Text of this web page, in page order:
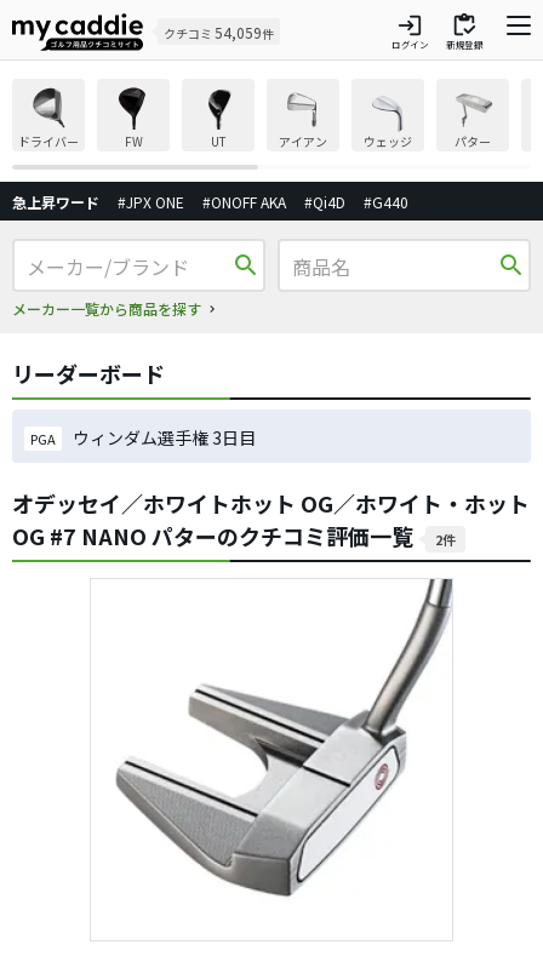
クチコミ 54,059件 login
ログイン
inventory
新規登録
ドライバー FW UT アイアン ウェッジ パター
急上昇ワード #JPX ONE #ONOFF AKA #Qi4D #G440
search
メーカー一覧から商品を探す
search
リーダーボード
PGA ウィンダム選手権 3日目
オデッセイ／ホワイトホット OG／ホワイト・ホット
OG #7 NANO パターのクチコミ評価一覧
2件